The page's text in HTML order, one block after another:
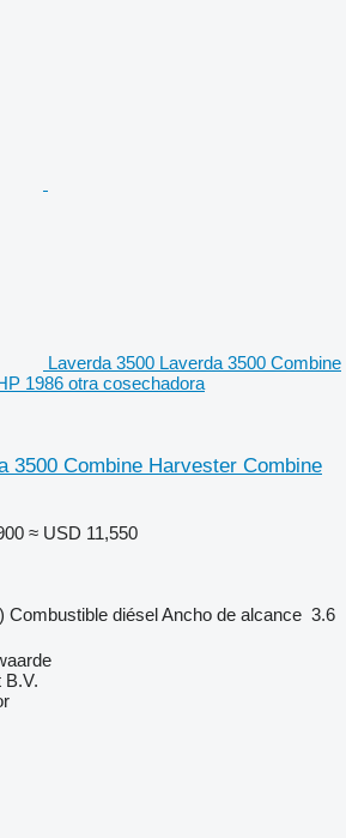
Laverda 3500 Laverda 3500 Combine
1986 otra cosechadora
3500 Combine Harvester Combine
≈ USD 11,550
Combustible diéselAncho de alcance 3.6
B.V.